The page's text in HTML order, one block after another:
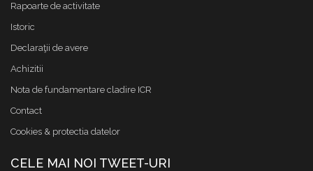
Rapoarte de activitate
Istoric
Declaraţii de avere
Achizitii
Nota de fundamentare cladire ICR
Contact
Cookies & protectia datelor
CELE MAI NOI TWEET-URI